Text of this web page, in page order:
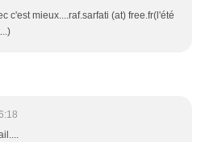
c'est mieux....raf.sarfati (at) free.fr(l'été